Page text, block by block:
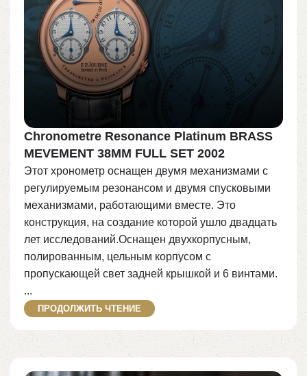
Chronometre Resonance Platinum BRASS
MEVEMENT 38MM FULL SET 2002
Этот хронометр оснащен двумя механизмами с
регулируемым резонансом и двумя спусковыми
механизмами, работающими вместе. Это
конструкция, на создание которой ушло двадцать
лет исследований.Оснащен двухкорпусным,
полированным, цельным корпусом с
пропускающей свет задней крышкой и 6 винтами.
...
ПРОДОЛЖИТЬ ЧТЕНИЕ